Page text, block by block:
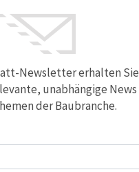
Newsletter erhalten Sie
unabhängige News
der Baubranche.